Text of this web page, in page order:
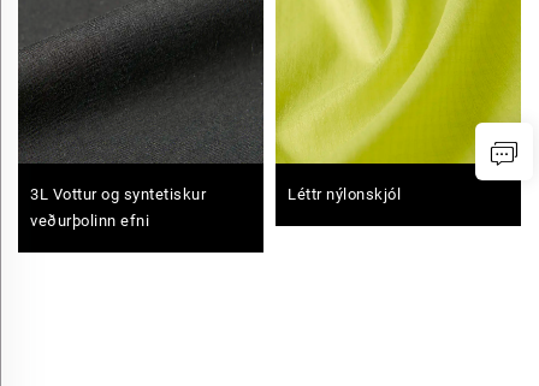
3L Vottur og syntetiskur
veðurþolinn efni
Léttr nýlonskjól